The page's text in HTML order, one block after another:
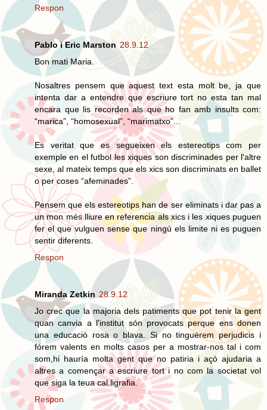
Respon
Pablo i Eric Marston 28.9.12
Bon mati Maria.
Nosaltres pensem que aquest text esta molt be, ja que
intenta dar a entendre que escriure tort no esta tan mal
encara que lis recorden als que ho fan amb insults com:
“marica”, “homosexual”, “marimatxo”...
Es veritat que es segueixen els estereotips com per
exemple en el futbol les xiques son discriminades per l'altre
sexe, al mateix temps que els xics son discriminats en ballet
o per coses “afeminades”.
Pensem que els estereotips han de ser eliminats i dar pas a
un mon més lliure en referencia als xics i les xiques puguen
fer el que vulguen sense que ningú els limite ni es puguen
sentir diferents.
Respon
Miranda Zetkin 28.9.12
Jo crec que la majoria dels patiments que pot tenir la gent
quan canvia a l'institut són provocats perque ens donen
una educació rosa o blava. Si no tinguérem perjudicis i
fórem valents en molts casos per a mostrar-nos tal i com
som,hi hauría molta gent que no patiria i açò ajudaria a
altres a començar a escriure tort i no com la societat vol
que siga la teua cal.ligrafia.
Respon